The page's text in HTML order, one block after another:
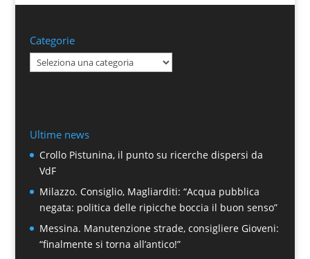
Categorie
Categorie
Ultime news
Crollo Pistunina, il punto su ricerche dispersi da
VdF
Milazzo. Consiglio, Magliarditi: “Acqua pubblica
negata: politica delle ripicche boccia il buon senso”
Messina. Manutenzione strade, consigliere Gioveni:
“finalmente si torna all’antico!”